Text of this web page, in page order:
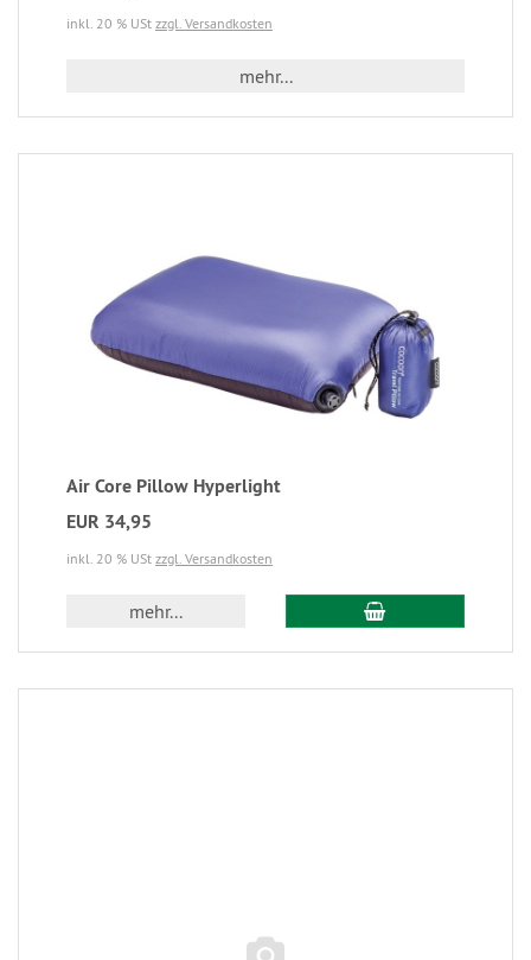
inkl. 20 % USt zzgl. Versandkosten
mehr...
Air Core Pillow Hyperlight
EUR 34,95
inkl. 20 % USt zzgl. Versandkosten
mehr...